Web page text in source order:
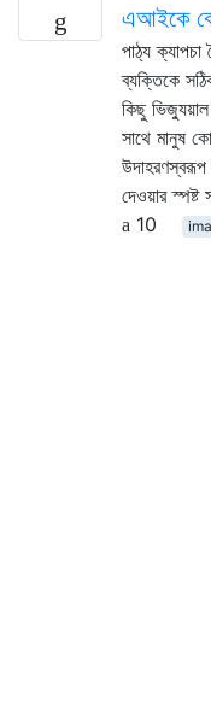
এআইকে
পাঠ্য
ব্যক্তিকে
কিছু
সাথে মানুষ
উদাহরণস্বরূপ
দেওয়ার স্পষ্ট
10